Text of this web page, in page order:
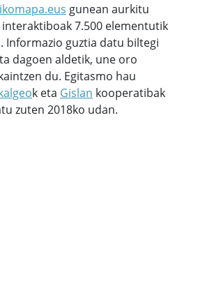
gunean aurkitu
7.500 elementutik
Informazio guztia datu biltegi
dagoen aldetik, une oro
du. Egitasmo hau
k eta Gislan kooperatibak
zuten 2018ko udan.